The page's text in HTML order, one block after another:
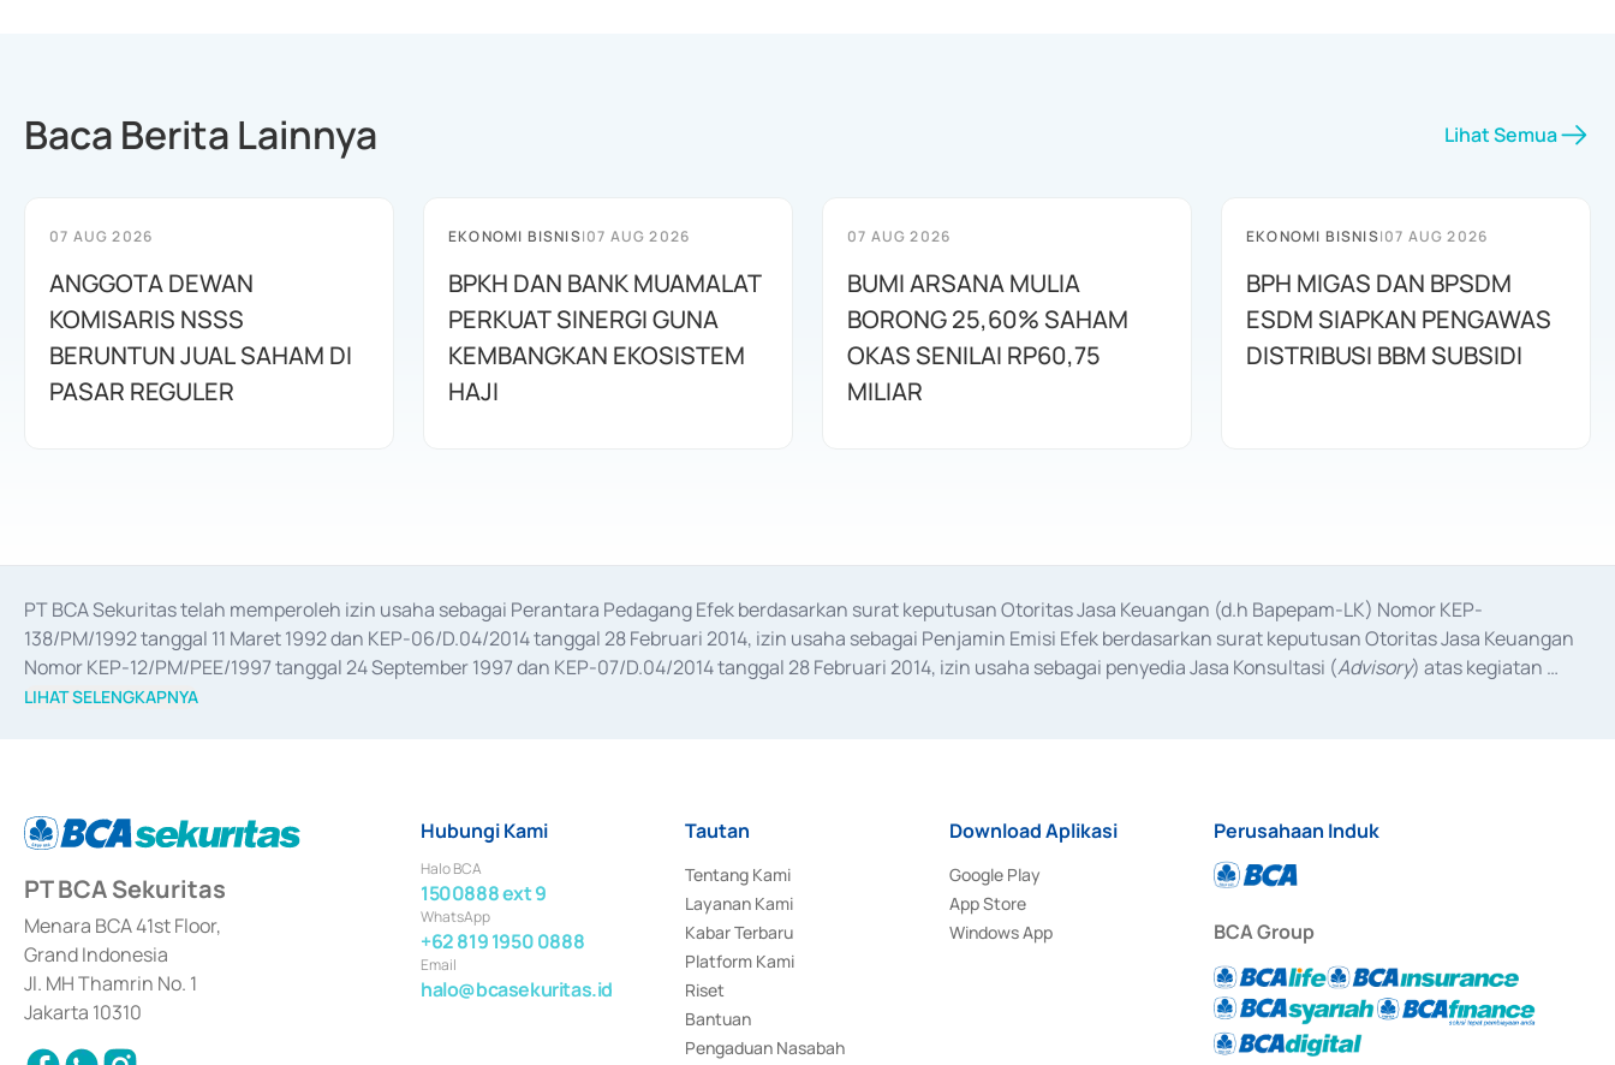
Baca Berita Lainnya Lihat Semua
07 AUG 2026
ANGGOTA DEWAN
KOMISARIS NSSS
BERUNTUN JUAL SAHAM DI
PASAR REGULER
EKONOMI BISNIS|07 AUG 2026
BPKH DAN BANK MUAMALAT
PERKUAT SINERGI GUNA
KEMBANGKAN EKOSISTEM
HAJI
07 AUG 2026
BUMI ARSANA MULIA
BORONG 25,60% SAHAM
OKAS SENILAI RP60,75
MILIAR
EKONOMI BISNIS|07 AUG 2026
BPH MIGAS DAN BPSDM
ESDM SIAPKAN PENGAWAS
DISTRIBUSI BBM SUBSIDI
PT BCA Sekuritas telah memperoleh izin usaha sebagai Perantara Pedagang Efek berdasarkan surat keputusan Otoritas Jasa Keuangan (d.h Bapepam-LK) Nomor KEP-
138/PM/1992 tanggal 11 Maret 1992 dan KEP-06/D.04/2014 tanggal 28 Februari 2014, izin usaha sebagai Penjamin Emisi Efek berdasarkan surat keputusan Otoritas Jasa Keuangan
Nomor KEP-12/PM/PEE/1997 tanggal 24 September 1997 dan KEP-07/D.04/2014 tanggal 28 Februari 2014, izin usaha sebagai penyedia Jasa Konsultasi (Advisory) atas kegiatan
merger, akuisisi, divestasi, dan
LIHAT SELENGKAPNYA
PT BCA Sekuritas
Menara BCA 41st Floor,
Grand Indonesia
Jl. MH Thamrin No. 1
Jakarta 10310
Hubungi Kami
Halo BCA
1500888 ext 9
WhatsApp
+62 819 1950 0888
Email
halo@bcasekuritas.id
Tautan
Tentang Kami
Layanan Kami
Kabar Terbaru
Platform Kami
Riset
Bantuan
Pengaduan Nasabah
Download Aplikasi
Google Play
App Store
Windows App
Perusahaan Induk
BCA Group